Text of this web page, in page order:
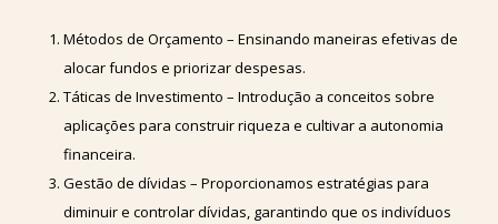
Métodos de Orçamento – Ensinando maneiras efetivas de
alocar fundos e priorizar despesas.
Táticas de Investimento – Introdução a conceitos sobre
aplicações para construir riqueza e cultivar a autonomia
financeira.
Gestão de dívidas – Proporcionamos estratégias para
diminuir e controlar dívidas, garantindo que os indivíduos